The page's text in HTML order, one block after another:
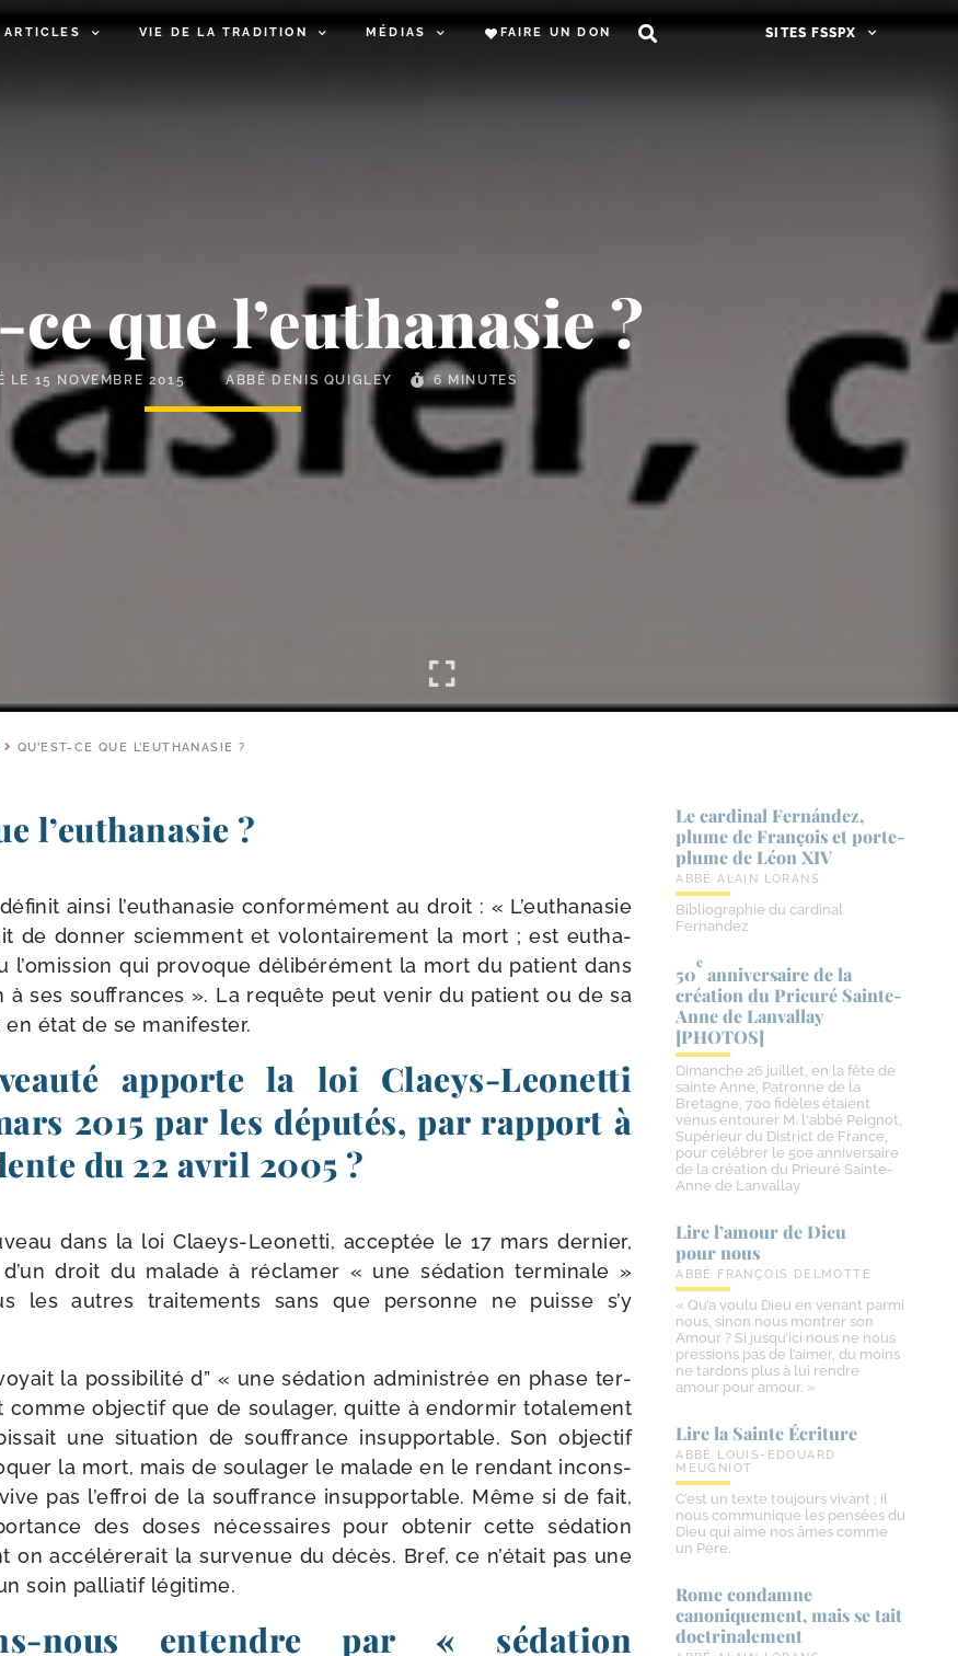
ARTICLES VIE DE LA TRADITION MÉDIAS FAIRE UN DON SITES FSSPX
​ce que l’euthanasie ?
LE 15 NOVEMBRE 2015 ABBÉ DENIS QUIGLEY 6 MINUTES
QU’EST-CE QUE L’EUTHANASIE ?
l’euthanasie ?
ain­si l’eu­tha­na­sie confor­mé­ment au droit : « L’euthanasie
de don­ner sciem­ment et volon­tai­re­ment la mort ; est eutha­
l’o­mis­sion qui pro­voque déli­bé­ré­ment la mort du patient dans
à ses souf­frances ». La requête peut venir du patient ou de sa
en état de se manifester.
apporte la loi Claeys-​Leonetti
2015 par les députés, par rapport à
du 22 avril 2005 ?
dans la loi Claeys-​Leonetti, accep­tée le 17 mars der­nier,
d’un droit du malade à récla­mer « une séda­tion ter­mi­nale »
les autres trai­te­ments sans que per­sonne ne puisse s’y
la pos­si­bi­li­té d” « une séda­tion admi­nis­trée en phase ter­
comme objec­tif que de sou­la­ger, quitte à endor­mir tota­le­ment
une situa­tion de souf­france insup­por­table. Son objec­tif
la mort, mais de sou­la­ger le malade en le ren­dant incons­
pas l’ef­froi de la souf­france insup­por­table. Même si de fait,
des doses néces­saires pour obte­nir cette séda­tion
on accé­lé­re­rait la sur­ve­nue du décès. Bref, ce n’é­tait pas une
soin pal­lia­tif légitime.
​nous entendre par « sédation
Le cardinal Fernández,
plume de François et porte-​
plume de Léon XIV
ABBÉ ALAIN LORANS
Bibliographie du cardinal
Fernandez
50
e
anniversaire de la
création du Prieuré Sainte-​
Anne de Lanvallay
[PHOTOS]
Dimanche 26 juillet, en la fête de
sainte Anne, Patronne de la
Bretagne, 700 fidèles étaient
venus entourer M. l'abbé Peignot,
Supérieur du District de France,
pour célébrer le 50e anniversaire
de la création du Prieuré Sainte-
Anne de Lanvallay
Lire l’amour de Dieu
pour nous
ABBÉ FRANÇOIS DELMOTTE
« Qu’a voulu Dieu en venant parmi
nous, sinon nous montrer son
Amour ? Si jusqu’ici nous ne nous
pressions pas de l’aimer, du moins
ne tardons plus à lui rendre
amour pour amour. »
Lire la Sainte Écriture
ABBÉ LOUIS-EDOUARD
MEUGNIOT
C’est un texte toujours vivant ; il
nous communique les pensées du
Dieu qui aime nos âmes comme
un Père.
Rome condamne
canoniquement, mais se tait
doctrinalement